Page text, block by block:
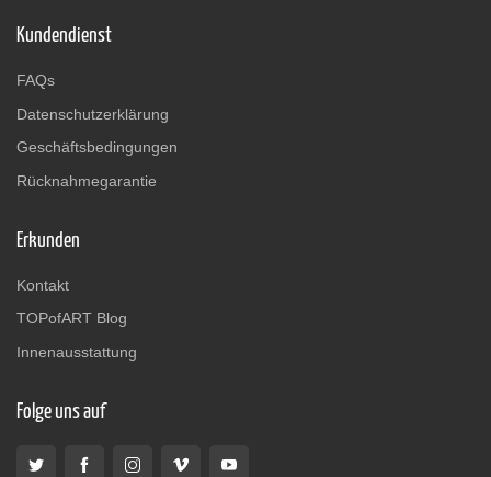
Kundendienst
FAQs
Datenschutzerklärung
Geschäftsbedingungen
Rücknahmegarantie
Erkunden
Kontakt
TOPofART Blog
Innenausstattung
Folge uns auf